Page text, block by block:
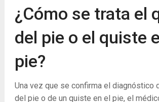
¿Cómo se trata el
del pie o el quiste
pie?
Una vez que se confirma el diagnóstico
del pie o de un quiste en el pie, el